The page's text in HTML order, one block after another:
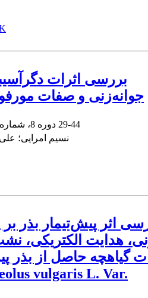
K
بررسی اثرات
جوانه‌زنی و صفات
29-44
نسیم امرایی؛
اثر پیش‌تیمار بذر بر
هدایت الکتریکی،
گیاهچه حاصل از بذر